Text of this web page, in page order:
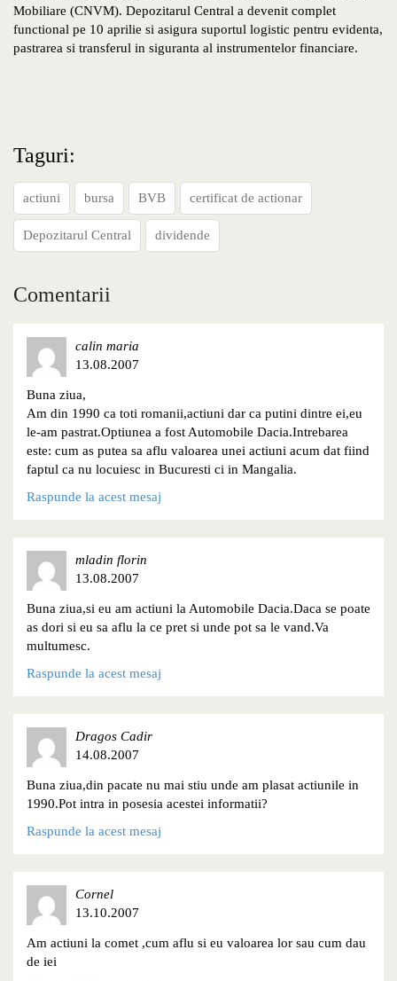
Mobiliare (CNVM). Depozitarul Central a devenit complet
functional pe 10 aprilie si asigura suportul logistic pentru evidenta,
pastrarea si transferul in siguranta al instrumentelor financiare.
Taguri:
actiuni bursa BVB certificat de actionar
Depozitarul Central dividende
Comentarii
calin maria
13.08.2007
Buna ziua,
Am din 1990 ca toti romanii,actiuni dar ca putini dintre ei,eu
le-am pastrat.Optiunea a fost Automobile Dacia.Intrebarea
este: cum as putea sa aflu valoarea unei actiuni acum dat fiind
faptul ca nu locuiesc in Bucuresti ci in Mangalia.
Raspunde la acest mesaj
mladin florin
13.08.2007
Buna ziua,si eu am actiuni la Automobile Dacia.Daca se poate
as dori si eu sa aflu la ce pret si unde pot sa le vand.Va
multumesc.
Raspunde la acest mesaj
Dragos Cadir
14.08.2007
Buna ziua,din pacate nu mai stiu unde am plasat actiunile in
1990.Pot intra in posesia acestei informatii?
Raspunde la acest mesaj
Cornel
13.10.2007
Am actiuni la comet ,cum aflu si eu valoarea lor sau cum dau
de iei